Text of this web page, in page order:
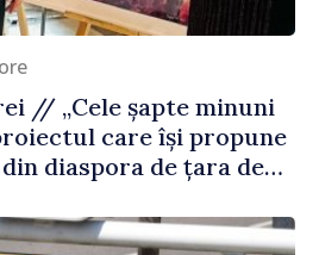
// „Cele șapte minuni
care își propune
diaspora de țara de